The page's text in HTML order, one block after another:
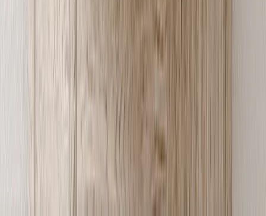
Festa della Mamma 2026
stati tradizionalmente il gesto di apprezzamento per eccellenza,